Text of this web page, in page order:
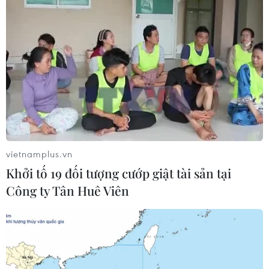
nguy cơ nhiễm khuẩn Salmonella
Venezuela ghi nhận 3 ca tử vong do
virus Hanta
22/07/2026 06:57
Sản phụ ở Australia sinh 4 bé gái
cùng trứng theo cách hoàn toàn tự
nhiên
22/07/2026 06:38
Thành phố Hồ Chí Minh: 5 người tử
vietnamplus.vn
Khởi tố 19 đối tượng cướp giật tài sản tại
Công ty Tân Huê Viên